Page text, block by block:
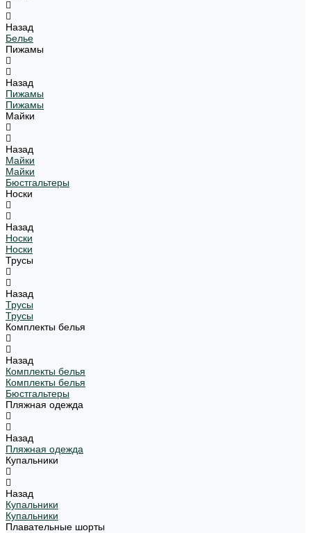
Назад
Белье
Пижамы
Назад
Пижамы
Пижамы
Майки
Назад
Майки
Майки
Бюстгальтеры
Носки
Назад
Носки
Носки
Трусы
Назад
Трусы
Трусы
Комплекты белья
Назад
Комплекты белья
Комплекты белья
Бюстгальтеры
Пляжная одежда
Назад
Пляжная одежда
Купальники
Назад
Купальники
Купальники
Плавательные шорты